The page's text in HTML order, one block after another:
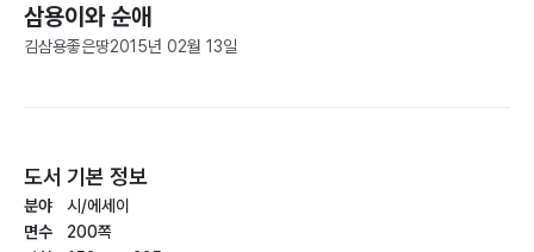
삼용이와 순애
김삼용좋은땅2015년 02월 13일
도서 기본 정보
분야
면수
시/에세이
200쪽